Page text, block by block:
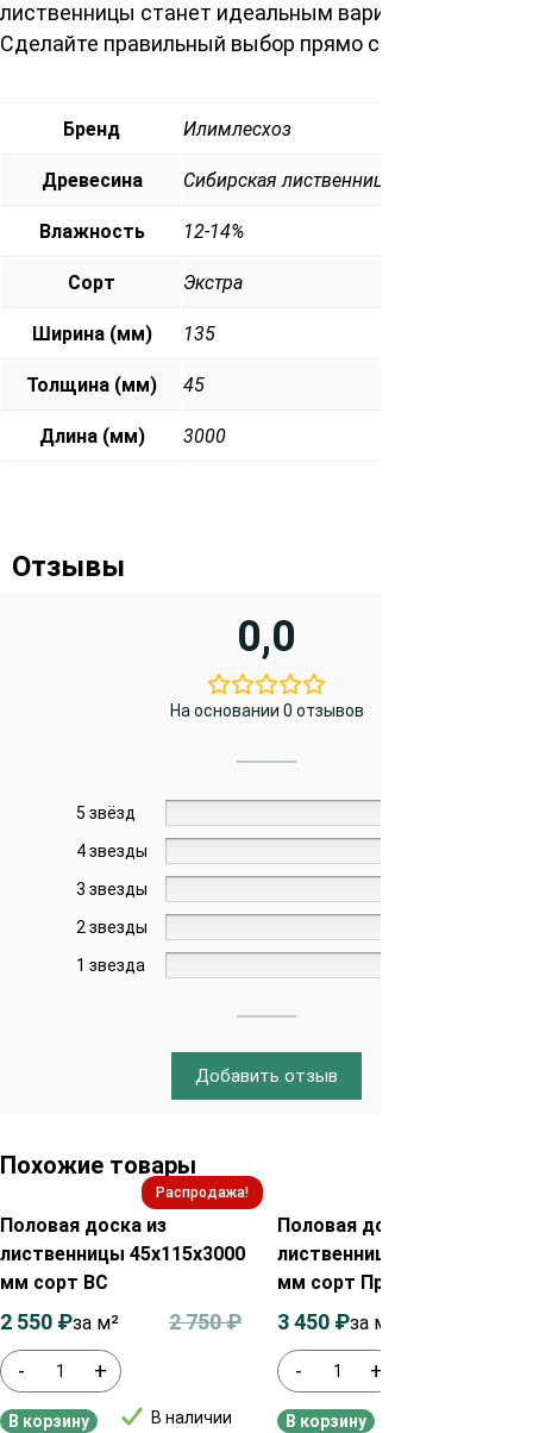
лиственницы станет идеальным вариантом.
Сделайте правильный выбор прямо сейчас!
Бренд Илимлесхоз
Древесина Сибирская лиственница
Влажность 12-14%
Сорт Экстра
Ширина (мм) 135
Толщина (мм) 45
Длина (мм) 3000
Отзывы
0,0
На основании 0 отзывов
5 звёзд
4 звезды
3 звезды
2 звезды
1 звезда
Добавить отзыв
Похожие товары
Распродажа!
Половая доска из
лиственницы 45х115х3000
мм сорт ВС
- +
В наличии
2 750₽
2 550 ₽за м²
В корзину
Половая доска из
лиственницы 35х85х4000
мм сорт Прима
- +
3 450 ₽за м²
В корзину